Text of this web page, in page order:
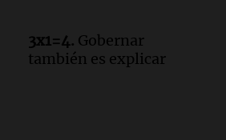
Villa Dolores
3x1=4. Gobernar
también es explicar